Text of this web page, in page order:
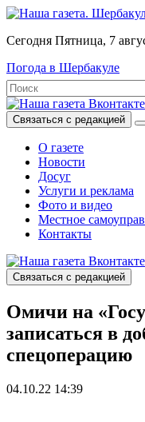
Сегодня Пятница, 7
Погода в Шербакуле
Связаться с редакцией
О газете
Новости
Досуг
Услуги и реклама
Фото и видео
Местное
Контакты
Связаться с редакцией
Омичи на
записаться в
спецоперацию
04.10.22 14:39